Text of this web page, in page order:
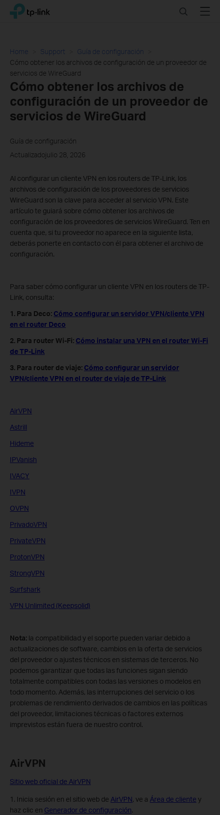
Click
navigation
TP-Link, Reliably Smart SearchMenu
Home Support
Guía de configuración
Cómo obtener los archivos de configuración de un proveedor de
servicios de WireGuard
Cómo obtener los archivos de
configuración de un proveedor de
servicios de WireGuard
Guía de configuración
Actualizadojulio 28, 2026
Al configurar un cliente VPN en los routers de TP-Link, los
archivos de configuración de los proveedores de servicios
WireGuard son la clave para acceder al servicio VPN. Este
artículo te guiará sobre cómo obtener los archivos de
configuración de los proveedores de servicios WireGuard. Ten en
cuenta que, si tu proveedor no aparece en la siguiente lista,
deberás ponerte en contacto con él para obtener el archivo de
configuración.
Para saber cómo configurar un cliente VPN en los routers de TP-
Link, consulta:
1. Para Deco: Cómo configurar un servidor VPN/cliente VPN
en el router Deco
2. Para router Wi-Fi: Cómo instalar una VPN en el router Wi-Fi
de TP-Link
3. Para router de viaje: Cómo configurar un servidor
VPN/cliente VPN en el router de viaje de TP-Link
AirVPN
Astrill
Hideme
IPVanish
IVACY
IVPN
OVPN
PrivadoVPN
PrivateVPN
ProtonVPN
StrongVPN
Surfshark
VPN Unlimited (Keepsolid)
Nota: la compatibilidad y el soporte pueden variar debido a
actualizaciones de software, cambios en la oferta de servicios
del proveedor o ajustes técnicos en sistemas de terceros. No
podemos garantizar que todas las funciones sigan siendo
totalmente compatibles con todas las versiones o modelos en
todo momento. Además, las interrupciones del servicio o los
problemas de rendimiento derivados de cambios en las políticas
del proveedor, limitaciones técnicas o factores externos
imprevistos están fuera de nuestro control.
AirVPN
Sitio web oficial de AirVPN
1. Inicia sesión en el sitio web de AirVPN, ve a Área de cliente y
haz clic en Generador de configuración.